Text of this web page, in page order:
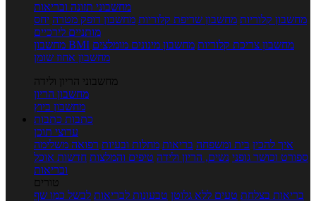
מחשבוני תזונה ובריאות
מחשבון קלוריות מחשבון שריפת קלוריות מחשבון דופק מטרה יחס
מותניים לירכיים
מחשבון BMI
מחשבון צריכת קלוריות מחשבון מינונים מומלצים
מחשבון אחוז שומן
מחשבוני הריון ולידה
מחשבון הריון
מחשבון ביוץ
כתבות כתבות
ערוצי תוכן
איך להכין בית ומשפחה בריאות מחלות ובעיות רפואה משלימה
ספורט וכושר גופני נשים, הריון ולידה טיפים והמלצות חדשות אוכל
ובריאות
טורים
בריאות בצלחת טעים ללא גלוטן טבעונות לבריאות לבשל כמו שף